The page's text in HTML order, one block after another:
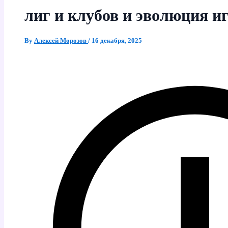
лиг и клубов и эволюция
By Алексей Морозов / 16 декабря, 2025